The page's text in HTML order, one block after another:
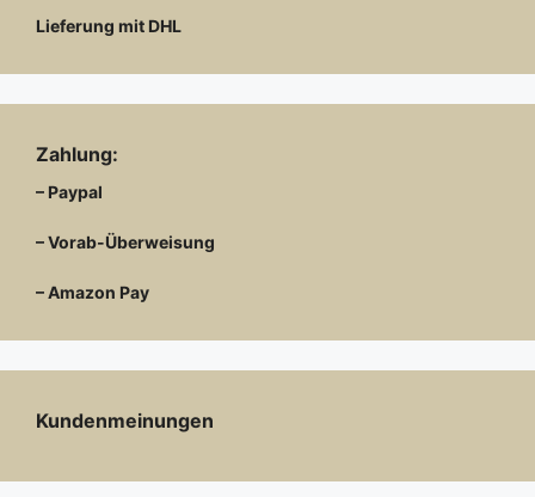
Lieferung mit DHL
Zahlung:
– Paypal
– Vorab-Überweisung
– Amazon Pay
Kundenmeinungen